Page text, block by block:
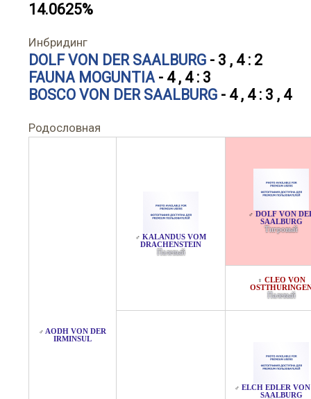
14.0625%
Инбридинг
DOLF VON DER SAALBURG - 3 , 4 : 2
FAUNA MOGUNTIA- 4 , 4 : 3
BOSCO VON DER SAALBURG - 4 , 4 : 3 , 4
Родословная
♂ AODH VON DER
IRMINSUL
♂ KALANDUS VOM
DRACHENSTEIN
Палевый
♂ DOLF VON
SAALBURG
Тигровый
♀ CLEO VON
Палевый
♂ ELCH EDLER VON
SAALBURG